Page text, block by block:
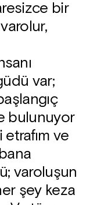
bir
var;
bulunuyor
ve
varoluşun
şey keza